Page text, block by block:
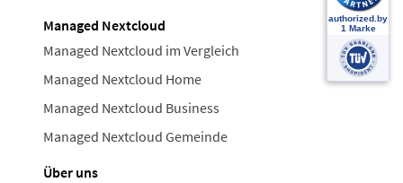
Managed Nextcloud
Managed Nextcloud im Vergleich
Managed Nextcloud Home
Managed Nextcloud Business
Managed Nextcloud Gemeinde
Über uns